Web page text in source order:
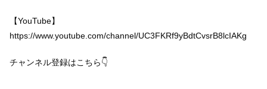
【YouTube】
https://www.youtube.com/channel/UC3FKRf9yBdtCvsrB8lcIAKg
チャンネル登録はこちら👇